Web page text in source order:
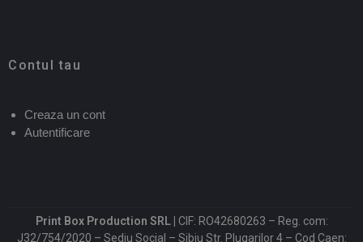
Contul tau
Creaza un cont
Autentificare
Print Box Production SRL | CIF: RO42680263 – Reg. com:
J32/754/2020 – Sediu Social – Sibiu Str. Plugarilor 4 – Cod Caen: